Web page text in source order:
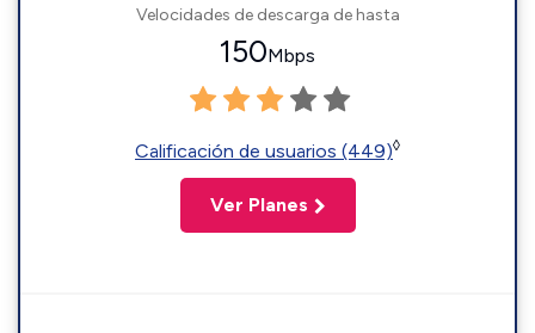
Velocidades de descarga de hasta
150Mbps
Calificación de usuarios (449)◊
Ver Planes